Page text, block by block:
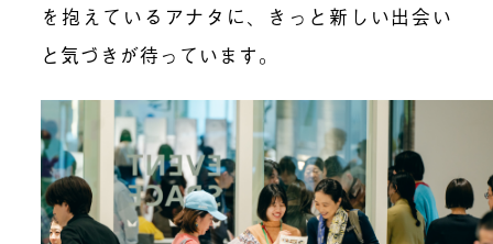
を抱えているアナタに、きっと新しい出会い
と気づきが待っています。